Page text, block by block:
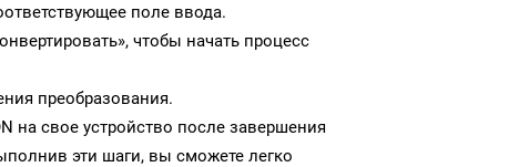
поле ввода.
чтобы начать процесс
преобразования.
на свое устройство после завершения
эти шаги, вы сможете легко